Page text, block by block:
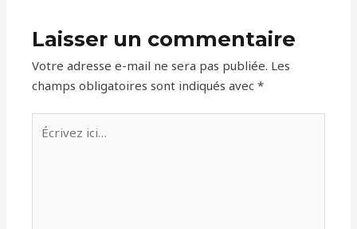
Laisser un commentaire
Votre adresse e-mail ne sera pas publiée. Les
champs obligatoires sont indiqués avec*
Écrivez
ici…